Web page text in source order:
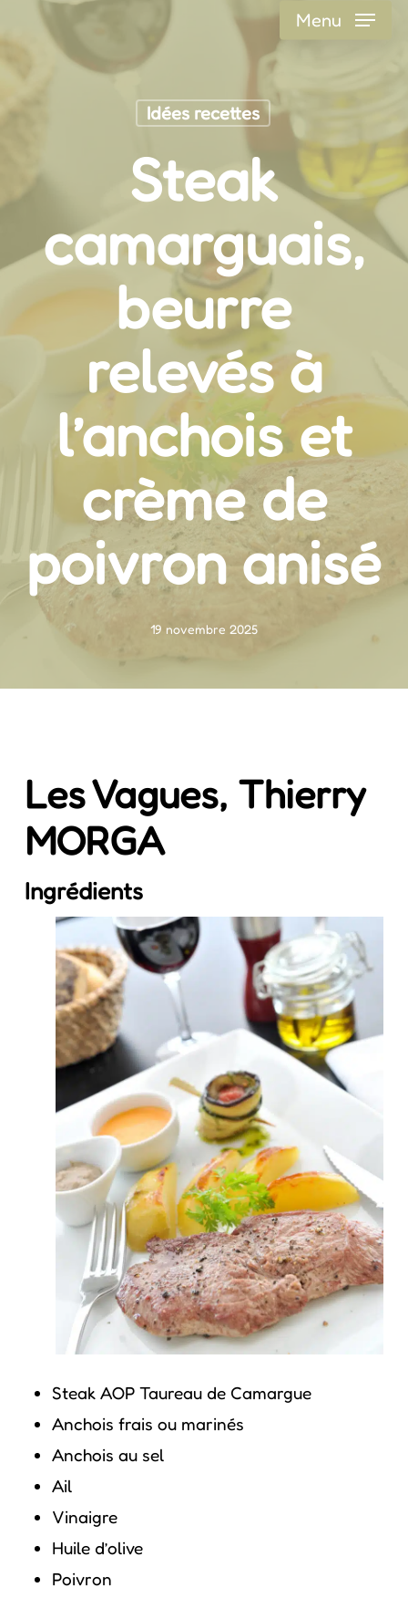
content
Menu
Idées recettes
Steak
camarguais,
beurre
relevés à
l’anchois et
crème de
poivron anisé
19 novembre 2025
Les Vagues, Thierry
MORGA
Ingrédients
Steak AOP Taureau de Camargue
Anchois frais ou marinés
Anchois au sel
Ail
Vinaigre
Huile d’olive
Poivron